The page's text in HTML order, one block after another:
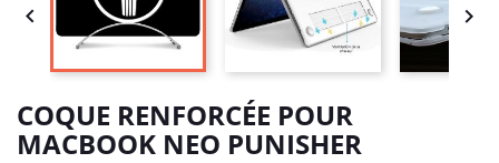
 
COQUE RENFORCÉE POUR
MACBOOK NEO PUNISHER